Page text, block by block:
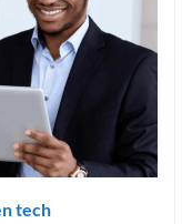
tech